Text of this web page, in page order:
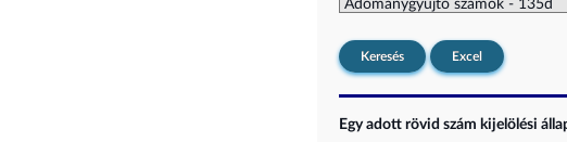
Keresés Excel
Egy adott rövid szám kijelölési